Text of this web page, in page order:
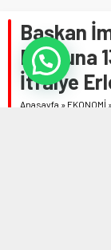
Başkan
Filosuna
İtfaiye
Anasayfa » EKONOMİ